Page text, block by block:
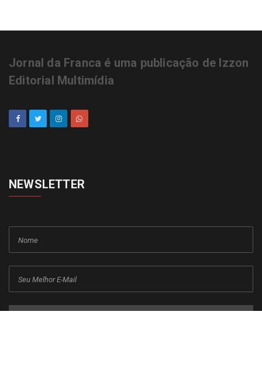
Jornal da Franca é uma publicação de Izzon
Editorial Multimídia
NEWSLETTER